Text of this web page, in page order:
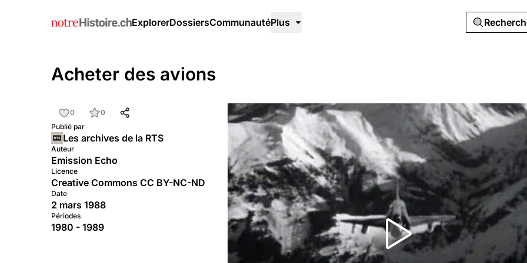
ExplorerDossiersCommunautéPlus
Acheter des avions
0
0
Publié par
Les archives de la RTS
Auteur
Emission Echo
Licence
Creative Commons CC BY-NC-ND
Date
2 mars 1988
Périodes
1980 - 1989